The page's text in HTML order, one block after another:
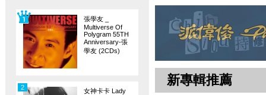
張學友 _
Multiverse Of
Polygram 55TH
Anniversary-張
學友 (2CDs)
女神卡卡 Lady
2 新專輯推薦